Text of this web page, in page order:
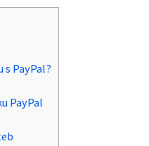
PayPal?
PayPal